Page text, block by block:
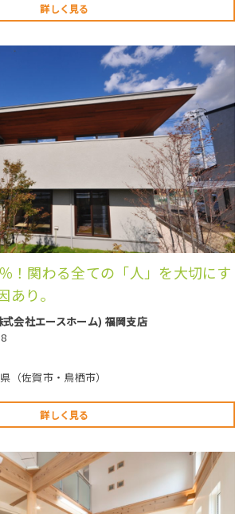
詳しく見る
！関わる全ての「人」を大切にす
あり。
会社エースホーム) 福岡支店
（佐賀市・鳥栖市）
詳しく見る